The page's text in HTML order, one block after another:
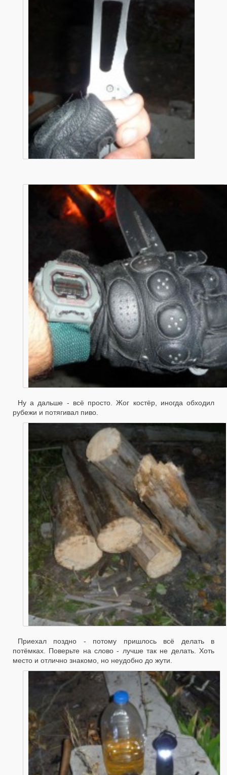
Ну а дальше - всё просто. Жог костёр, иногда обходил
рубежи и потягивал пиво.
Приехал поздно - потому пришлось всё делать в
потёмках. Поверьте на слово - лучше так не делать. Хоть
место и отлично знакомо, но неудобно до жути.